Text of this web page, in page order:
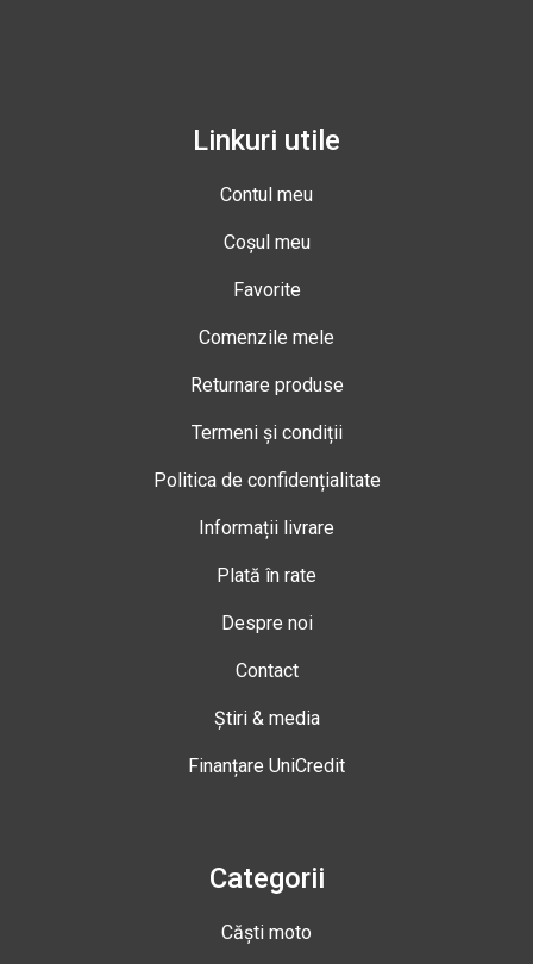
Linkuri utile
Contul meu
Coșul meu
Favorite
Comenzile mele
Returnare produse
Termeni și condiții
Politica de confidențialitate
Informații livrare
Plată în rate
Despre noi
Contact
Știri & media
Finanțare UniCredit
Categorii
Căști moto